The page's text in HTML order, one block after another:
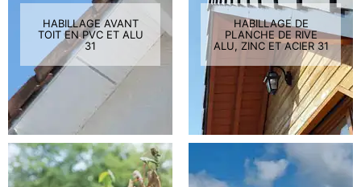
HABILLAGE AVANT
TOIT EN PVC ET ALU
31
HABILLAGE DE
PLANCHE DE RIVE
ALU, ZINC ET ACIER 31